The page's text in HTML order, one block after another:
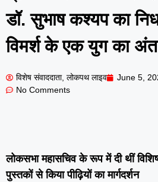
डॉ. सुभाष कश्यप का
विमर्श के एक युग का अंत
विशेष संवाददाता, लोकपथ लाइव June 5,
No Comments
लोकसभा महासचिव के रूप में दी थीं
पुस्तकों से किया पीढ़ियों का मार्गदर्शन